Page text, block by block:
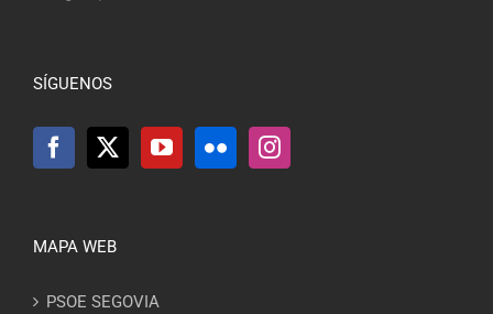
SÍGUENOS
MAPA WEB
PSOE SEGOVIA